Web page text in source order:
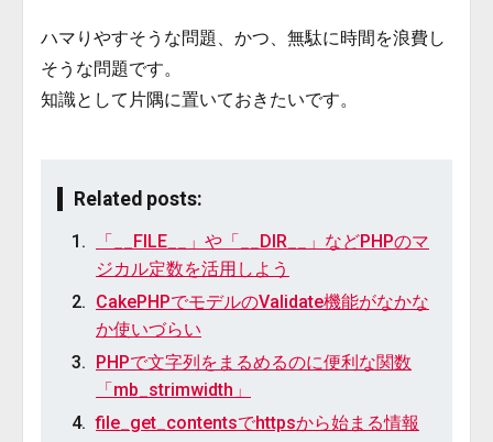
ハマりやすそうな問題、かつ、無駄に時間を浪費し
そうな問題です。
知識として片隅に置いておきたいです。
Related posts:
「__FILE__」や「__DIR__」などPHPのマ
ジカル定数を活用しよう
CakePHPでモデルのValidate機能がなかな
か使いづらい
PHPで文字列をまるめるのに便利な関数
「mb_strimwidth」
file_get_contentsでhttpsから始まる情報